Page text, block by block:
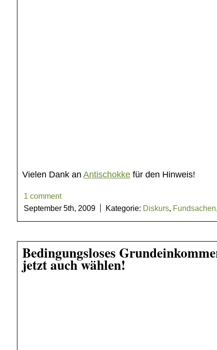
Vielen Dank an Antischokke für den Hinweis!
1 comment
September 5th, 2009
Kategorie: Diskurs, Fundsachen
Bedingungsloses
jetzt auch wählen!